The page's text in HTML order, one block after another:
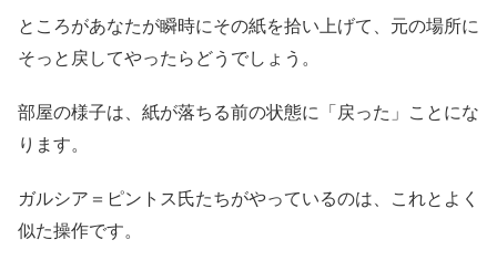
ところがあなたが瞬時にその紙を拾い上げて、元の場所に
そっと戻してやったらどうでしょう。
部屋の様子は、紙が落ちる前の状態に「戻った」ことにな
ります。
ガルシア＝ピントス氏たちがやっているのは、これとよく
似た操作です。